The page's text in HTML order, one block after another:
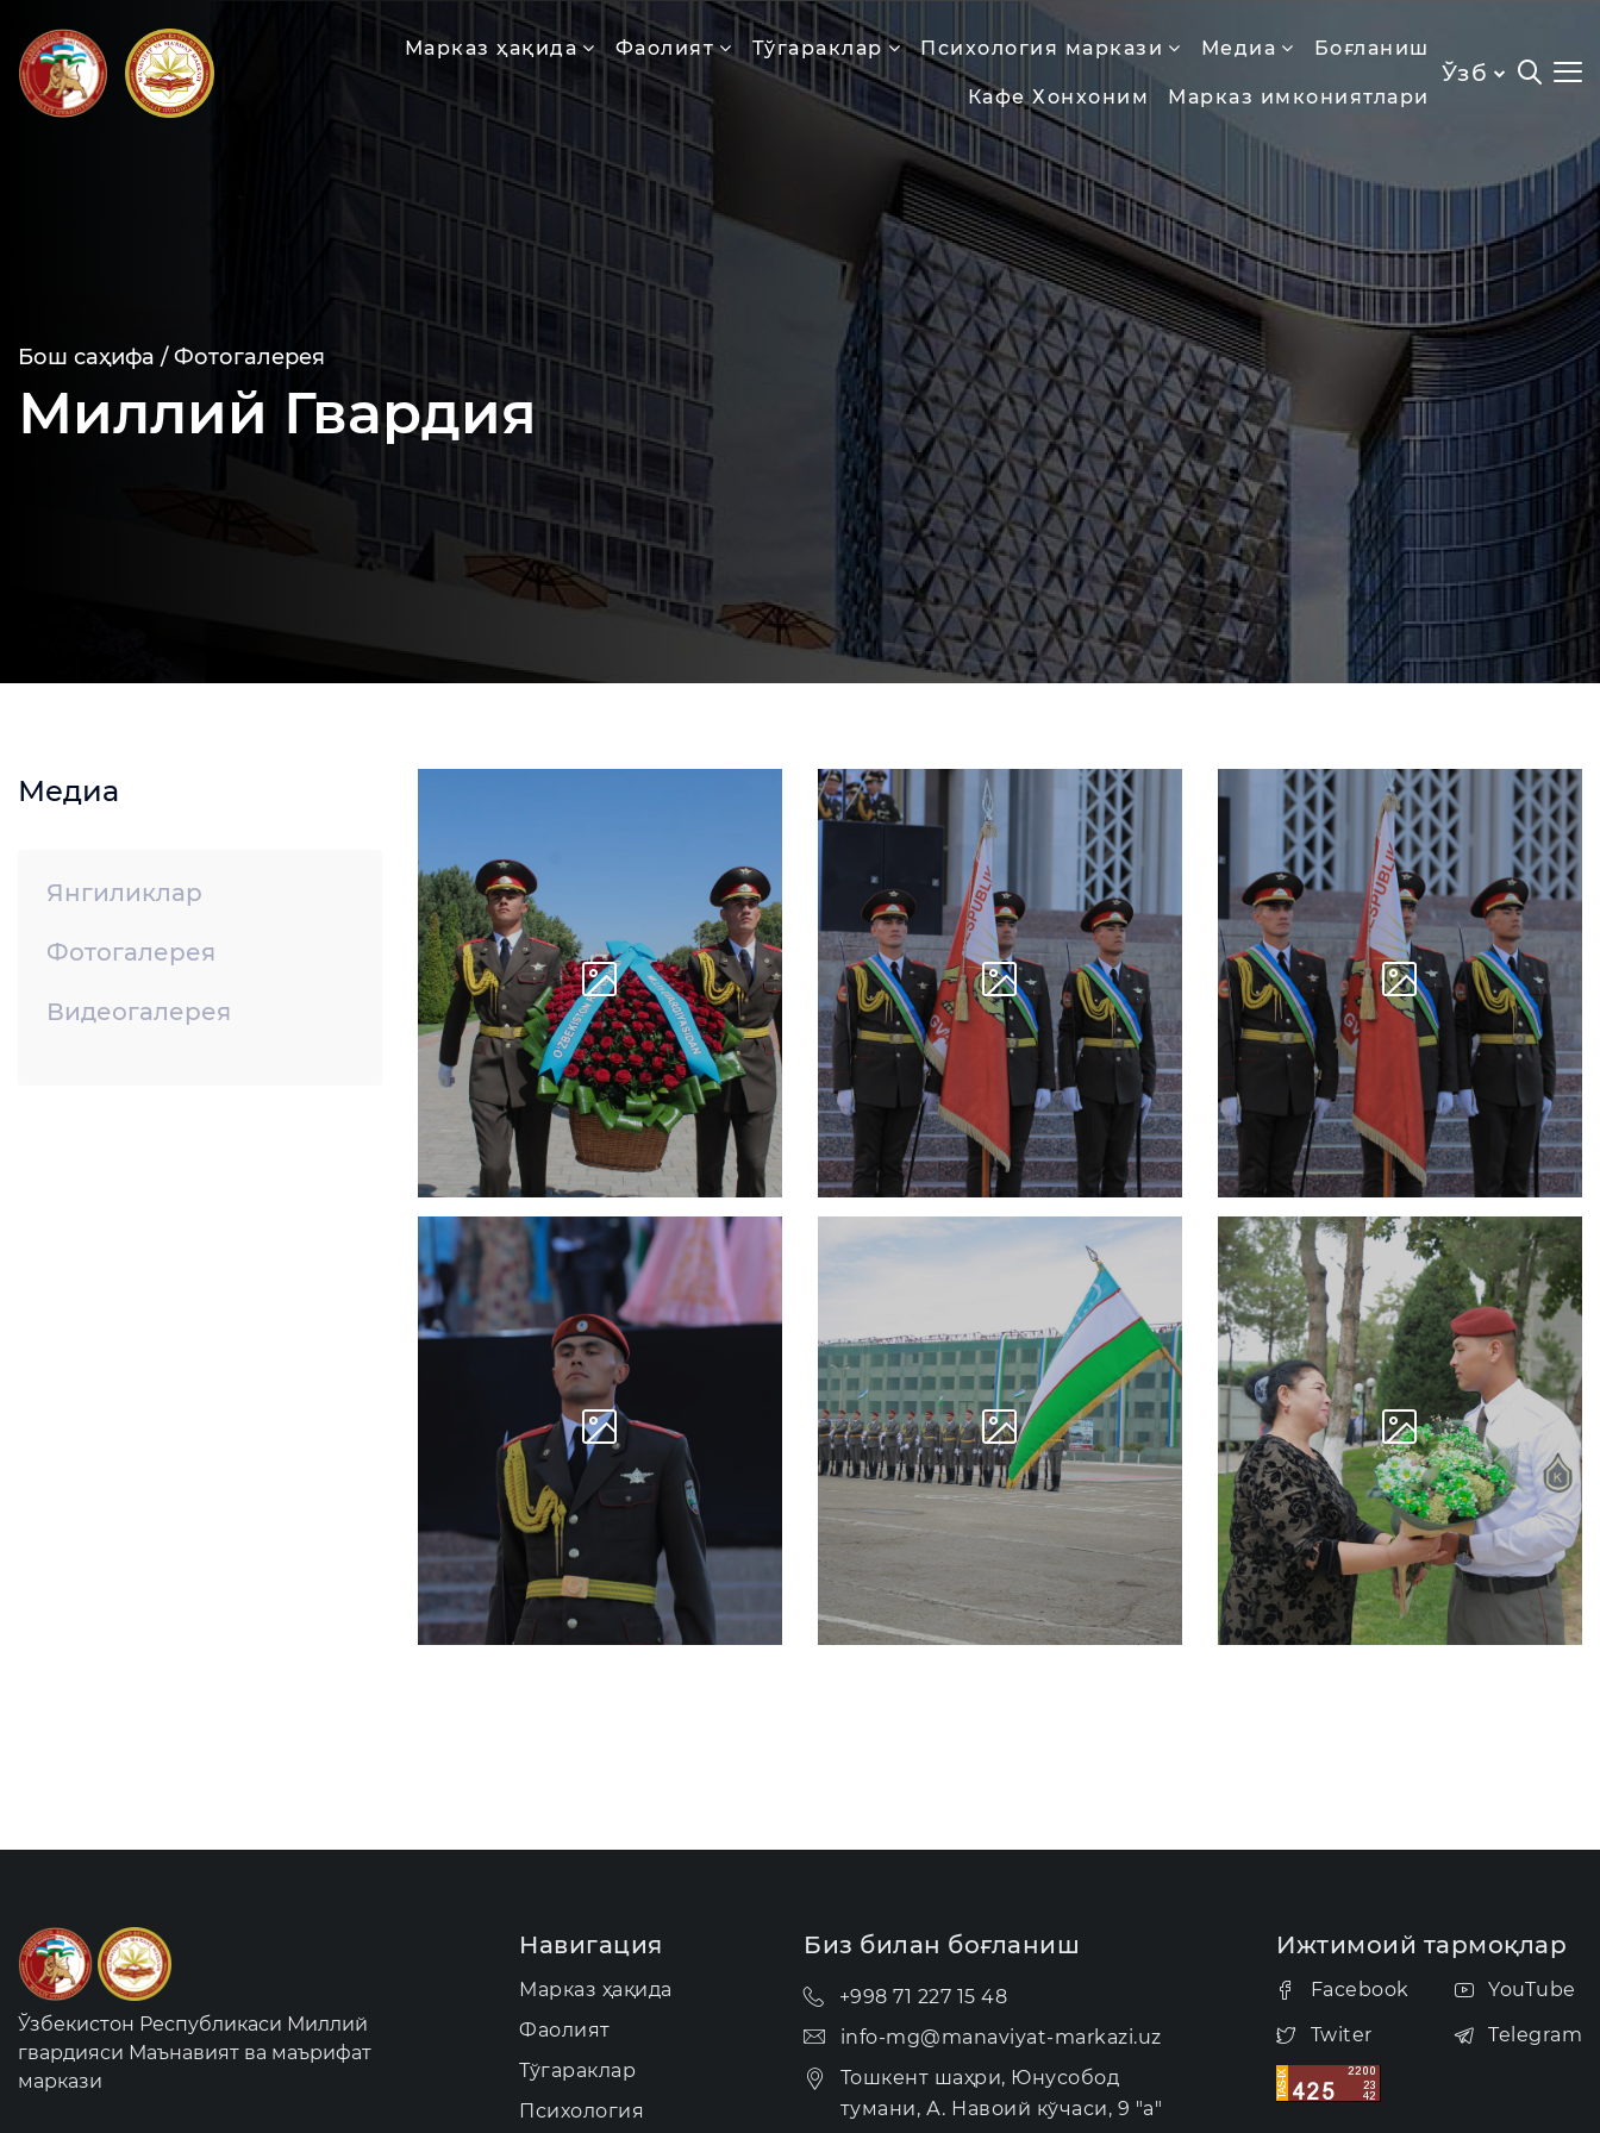
Марказ ҳақида Фаолият Тўгараклар Психология маркази Медиа Боғланиш
Кафе Хонхоним Марказ имкониятлари
Ўзб
Бош саҳифа / Фотогалерея
Миллий Гвардия
Медиа
Янгиликлар
Фотогалерея
Видеогалерея
Ўзбекистон Республикаси Миллий
гвардияси Маънавият ва маърифат
маркази
Навигация
Марказ ҳақида
Фаолият
Тўгараклар
Психология
Биз билан боғланиш
+998 71 227 15 48
info-mg@manaviyat-markazi.uz
Тошкент шаҳри, Юнусобод
тумани, А. Навоий кўчаси, 9 "а"
Ижтимоий тармоқлар
Facebook
Twiter
YouTube
Telegram